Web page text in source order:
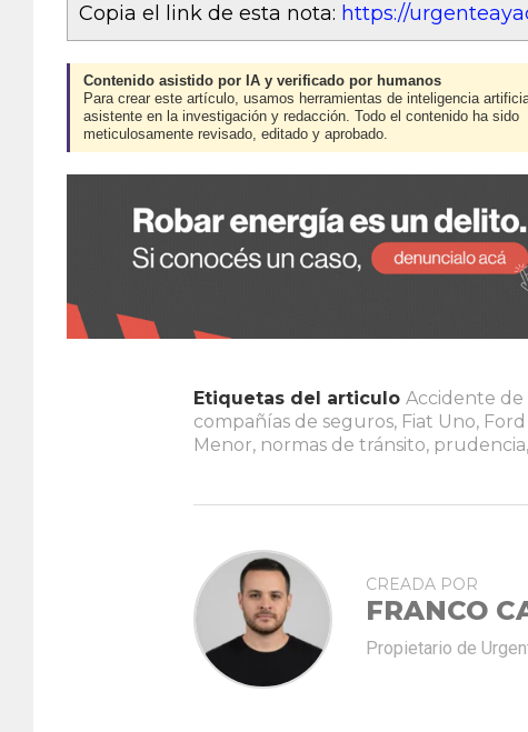
Copia el link de esta nota: https://
Contenido asistido por IA y verificado por humanos
Para crear este artículo, usamos herramientas de inteligencia
asistente en la investigación y redacción. Todo el contenido ha sido
meticulosamente revisado, editado y aprobado.
Etiquetas del articulo Accidente de
compañías de seguros, Fiat Uno,
Menor, normas de tránsito, prudencia,
CREADA POR
FRANCO
Propietario de